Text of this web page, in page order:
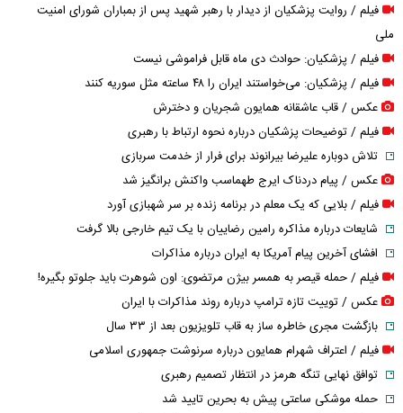
فیلم / روایت پزشکیان از دیدار با رهبر شهید پس از بمباران شورای امنیت
ملی
فیلم / پزشکیان: حوادث دی ماه قابل فراموشی نیست
فیلم / پزشکیان: می‌خواستند ایران را ۴۸ ساعته مثل سوریه کنند
عکس / قاب عاشقانه همایون شجریان و دخترش
فیلم / توضیحات پزشکیان درباره نحوه ارتباط با رهبری
تلاش دوباره علیرضا بیرانوند برای فرار از خدمت سربازی
عکس / پیام دردناک ایرج طهماسب واکنش برانگیز شد
فیلم / بلایی که یک معلم در برنامه زنده بر سر شهبازی آورد
شایعات درباره مذاکره رامین رضاییان با یک تیم خارجی بالا گرفت
افشای آخرین پیام آمریکا به ایران درباره مذاکرات
فیلم / حمله قیصر به همسر بیژن مرتضوی: اون شوهرت باید جلوتو بگیره!
عکس / توییت تازه ترامپ درباره روند مذاکرات با ایران
بازگشت مجری خاطره ساز به قاب تلویزیون بعد از ۳۳ سال
فیلم / اعتراف شهرام همایون درباره سرنوشت جمهوری اسلامی
توافق نهایی تنگه هرمز در انتظار تصمیم رهبری
حمله موشکی ساعتی پیش به بحرین تایید شد